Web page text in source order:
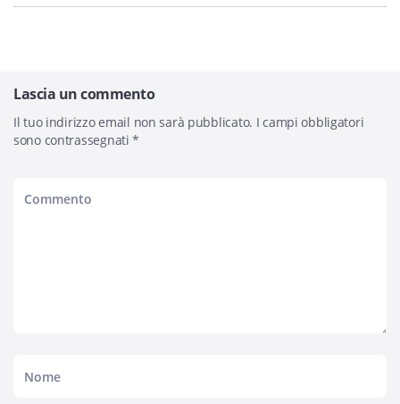
Lascia un commento
Il tuo indirizzo email non sarà pubblicato. I campi obbligatori
sono contrassegnati*